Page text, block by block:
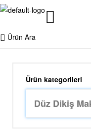
Ürün Ara
Ürün kategorileri